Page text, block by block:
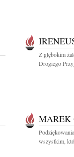
Z głębokim
Drogiego
MAREK
wszystkim,